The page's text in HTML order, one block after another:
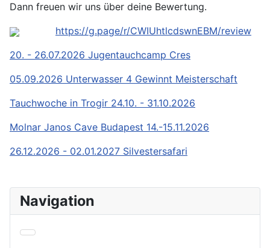
Navigation
Dann freuen wir uns über deine Bewertung.
https://g.page/r/CWIUhtlcdswnEBM/review
20. - 26.07.2026 Jugentauchcamp Cres
05.09.2026 Unterwasser 4 Gewinnt Meisterschaft
Tauchwoche in Trogir 24.10. - 31.10.2026
Molnar Janos Cave Budapest 14.-15.11.2026
26.12.2026 - 02.01.2027 Silvestersafari